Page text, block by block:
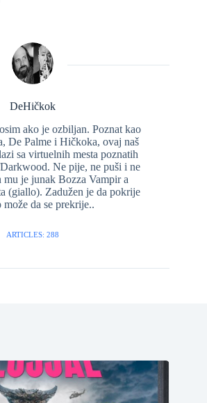
DeHičkok
ako je ozbiljan. Poznat kao
De Palme i Hičkoka, ovaj naš
sa virtuelnih mesta poznatih
Ne pije, ne puši i ne
mu je junak Bozza Vampir a
(giallo). Zadužen je da pokrije
može da se prekrije..
ARTICLES: 288